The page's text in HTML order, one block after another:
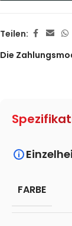
Teilen:
Die
FARBE